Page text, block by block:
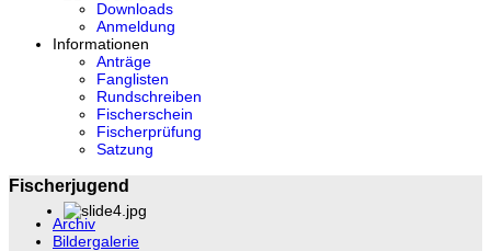
Downloads
Anmeldung
Informationen
Anträge
Fanglisten
Rundschreiben
Fischerschein
Fischerprüfung
Satzung
Fischerjugend
Archiv
Bildergalerie